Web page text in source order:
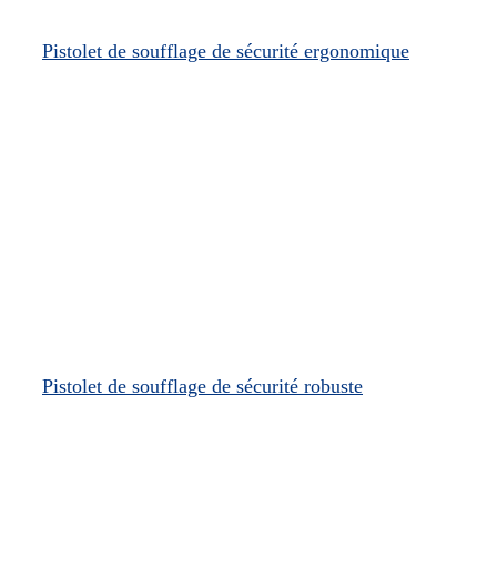
Pistolet de soufflage de sécurité ergonomique
Pistolet de soufflage de sécurité robuste